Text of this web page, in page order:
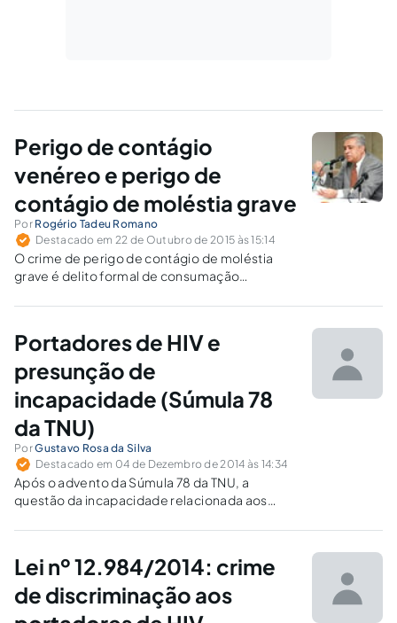
Perigo de contágio
venéreo e perigo de
contágio de moléstia grave
Por Rogério Tadeu Romano
Destacado em 22 de Outubro de 2015 às 15:14
O crime de perigo de contágio de moléstia
grave é delito formal de consumação
Assim a consumação opera-se com a prática
ocorrer, será o exaurimento do crime.
Portadores de HIV e
presunção de
incapacidade (Súmula 78
da TNU)
PorGustavo Rosa da Silva
Destacado em 04 de Dezembro de 2014 às 14:34
Após o advento da Súmula 78 da TNU, a
questão da incapacidade relacionada aos
encontra-se pacificada no sentido de que não
decorrência vírus, devendo a verificação dos
requisitos legais para a concessão dos
benefícios previdenciários ser realizada no
Lei nº 12.984/2014: crime
de discriminação aos